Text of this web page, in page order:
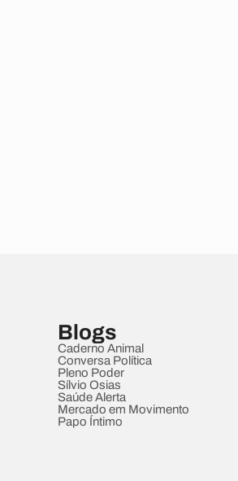
Blogs
Caderno Animal
Conversa Política
Pleno Poder
Sílvio Osias
Saúde Alerta
Mercado em Movimento
Papo Íntimo